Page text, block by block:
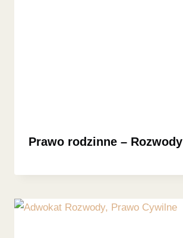
Prawo rodzinne – Rozwody